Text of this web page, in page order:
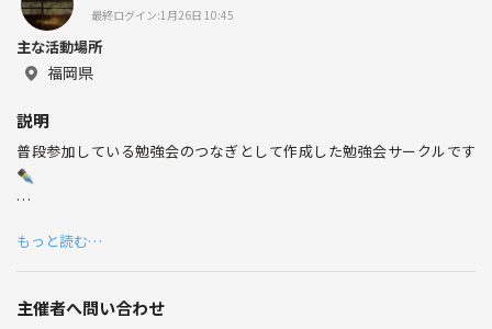
最終ログイン:1月26日 10:45
主な活動場所
福岡県
説明
普段参加している勉強会のつなぎとして作成した勉強会サークルです
✒︎
👁️‍🗨️
1時間を目処に休憩時間を設け、進行状況を共有しモチベーションを維
持しながら取り組みましょう！！
もっと読む…
主催者へ問い合わせ